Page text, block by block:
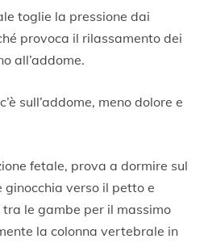
toglie la pressione dai
provoca il rilassamento dei
all’addome.
sull’addome, meno dolore e
fetale, prova a dormire sul
verso il petto e
tra le gambe per il massimo
la colonna vertebrale in